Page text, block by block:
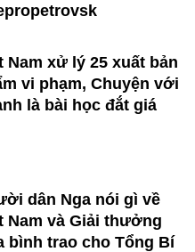
Nam xử lý 25 xuất bản
vi phạm, Chuyện với
là bài học đắt giá
dân Nga nói gì về
Nam và Giải thưởng
bình trao cho Tổng Bí